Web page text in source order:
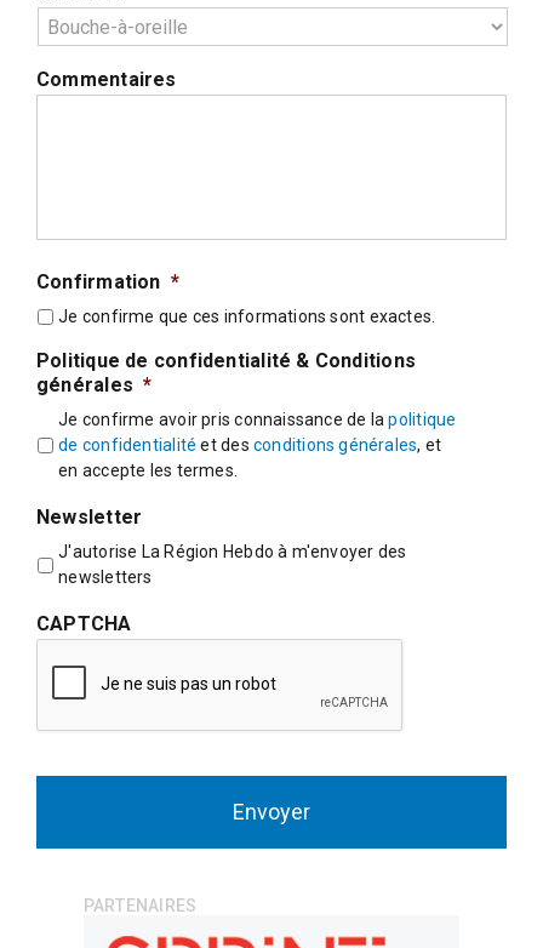
Commentaires
Confirmation *
Je confirme que ces informations sont exactes.
Politique de confidentialité & Conditions
générales *
Je confirme avoir pris connaissance de lapolitique
de confidentialité et des conditions générales, et
en accepte les termes.
Newsletter
J'autorise La Région Hebdo à m'envoyer des
newsletters
CAPTCHA
PARTENAIRES